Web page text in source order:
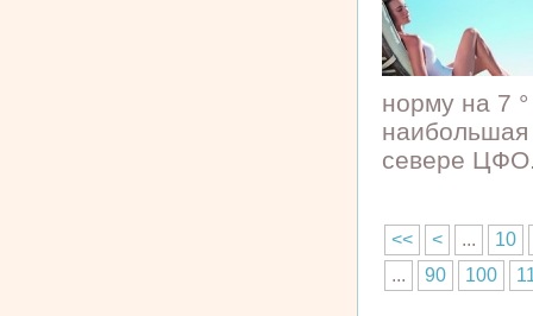
норму на 7
наибольшая
севере
<< < ...
10
...
90 100